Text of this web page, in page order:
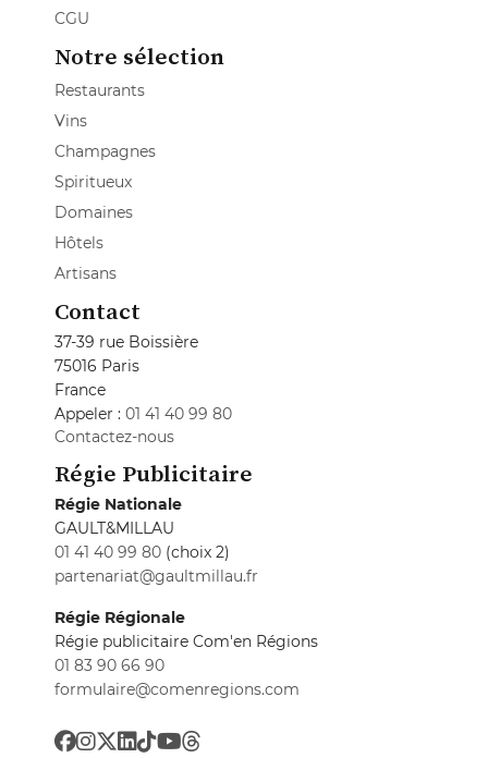
CGU
Notre sélection
Restaurants
Vins
Champagnes
Spiritueux
Domaines
Hôtels
Artisans
Contact
37-39 rue Boissière
75016 Paris
France
Appeler : 01 41 40 99 80
Contactez-nous
Régie Publicitaire
Régie Nationale
GAULT&MILLAU
01 41 40 99 80 (choix 2)
partenariat@gaultmillau.fr
Régie Régionale
Régie publicitaire Com'en Régions
01 83 90 66 90
formulaire@comenregions.com